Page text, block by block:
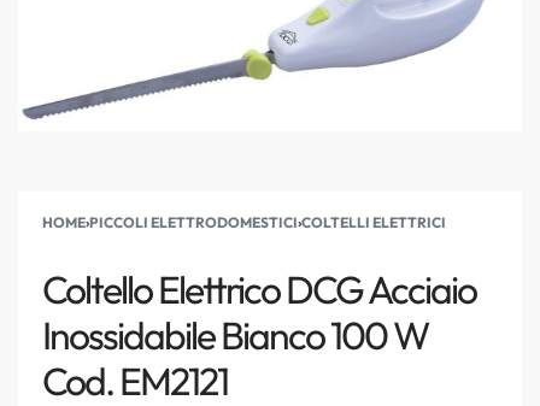
HOME›PICCOLI ELETTRODOMESTICI›COLTELLI ELETTRICI
Coltello Elettrico DCG Acciaio
Inossidabile Bianco 100 W
Cod. EM2121